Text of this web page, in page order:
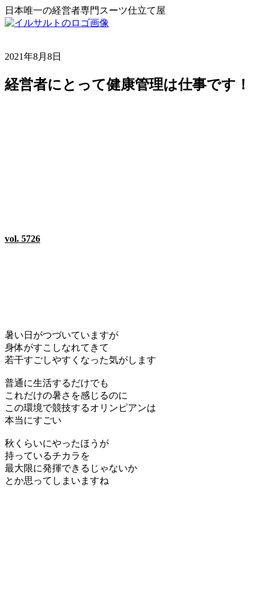
日本唯一の経営者専門スーツ仕立て屋
2021年8月8日
経営者にとって健康管理は仕事です！
vol. 5726
暑い日がつづいていますが
身体がすこしなれてきて
若干すごしやすくなった気がします
普通に生活するだけでも
これだけの暑さを感じるのに
この環境で競技するオリンピアンは
本当にすごい
秋くらいにやったほうが
持っているチカラを
最大限に発揮できるじゃないか
とか思ってしまいますね